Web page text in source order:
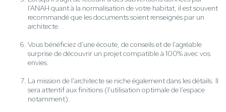
l’ANAH quant à la normalisation de votre habitat, il est souvent
recommandé que les documents soient renseignés par un
architecte.
Vous bénéficiez d'une écoute, de conseils et de l'agréable
surprise de découvrir un projet compatible à 100% avec vos
envies.
La mission de l'architecte se niche également dans les détails. Il
sera attentif aux finitions (l'utilisation optimale de l’espace
notamment).